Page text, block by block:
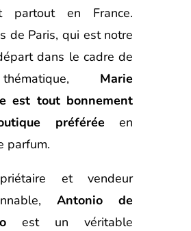
partout en France.
de Paris, qui est notre
dans le cadre de
Marie
est tout bonnement
préférée en
parfum.
et vendeur
Antonio de
est un véritable